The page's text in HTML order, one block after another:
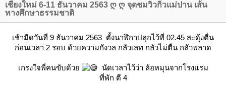
เชียงใหม่ 6-11 ธันวาคม 2563 ღ ღ จุดชมวิวกิ่วแม่ปาน เส้น
ทางศึกษาธรรมชาติ
เช้ามืดวันที่ 9 ธันวาคม 2563 ตั้งนาฬิกาปลุกไว้ที่ 02.45 สะดุ้งตื่น
ก่อนเวลา 2 รอบ ด้วยความกังวล กลัวเลท กลัวไม่ตื่น กลัวพลาด
เกรงใจพี่คนขับด้ว
นัดเวลาไว้ว่า ล้อหมุนจากโรงแรม
ที่พัก ตี 4